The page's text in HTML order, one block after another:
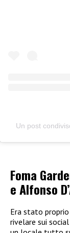
Un post
Foma
e Alfonso
Era stato proprio
rivelare sui